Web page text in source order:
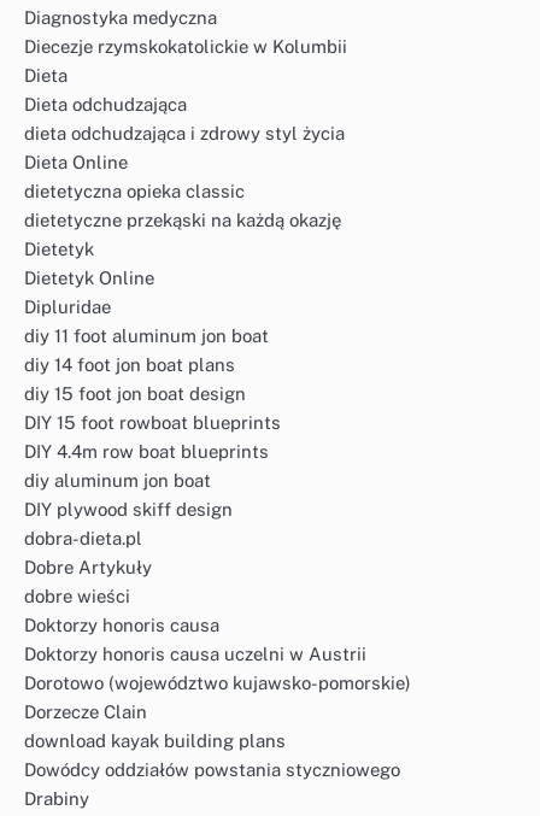
Diagnostyka medyczna
Diecezje rzymskokatolickie w Kolumbii
Dieta
Dieta odchudzająca
dieta odchudzająca i zdrowy styl życia
Dieta Online
dietetyczna opieka classic
dietetyczne przekąski na każdą okazję
Dietetyk
Dietetyk Online
Dipluridae
diy 11 foot aluminum jon boat
diy 14 foot jon boat plans
diy 15 foot jon boat design
DIY 15 foot rowboat blueprints
DIY 4.4m row boat blueprints
diy aluminum jon boat
DIY plywood skiff design
dobra-dieta.pl
Dobre Artykuły
dobre wieści
Doktorzy honoris causa
Doktorzy honoris causa uczelni w Austrii
Dorotowo (województwo kujawsko-pomorskie)
Dorzecze Clain
download kayak building plans
Dowódcy oddziałów powstania styczniowego
Drabiny